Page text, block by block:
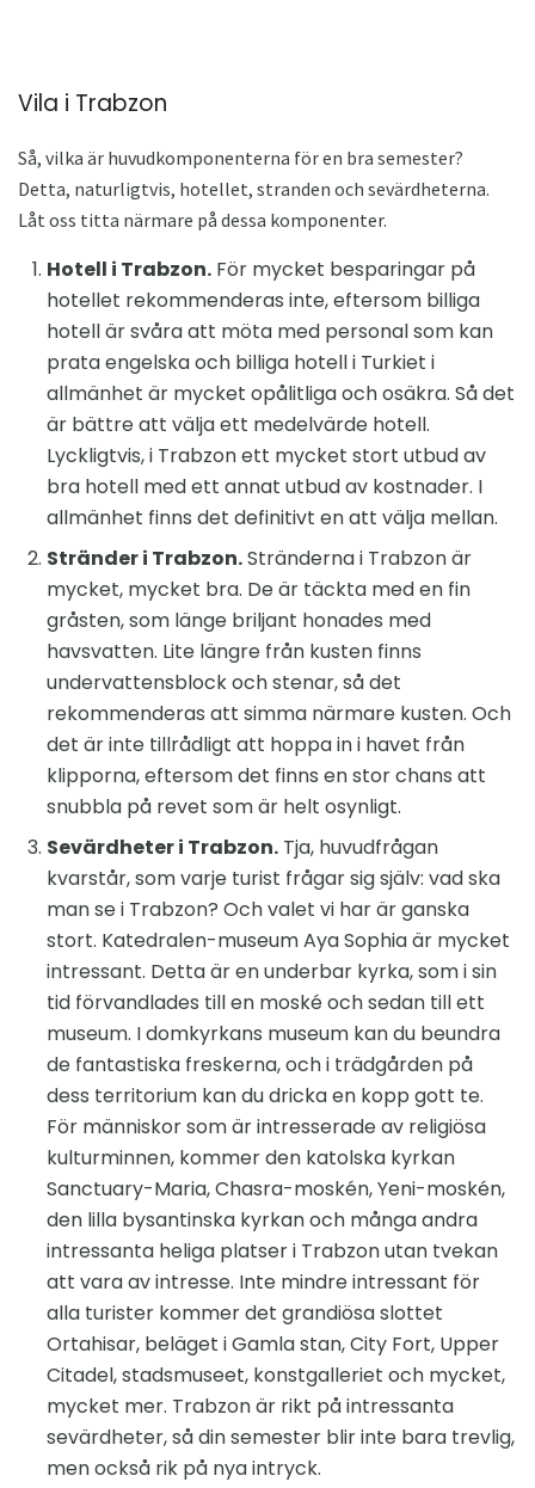
Vila i Trabzon
Så, vilka är huvudkomponenterna för en bra semester?
Detta, naturligtvis, hotellet, stranden och sevärdheterna.
Låt oss titta närmare på dessa komponenter.
Hotell i Trabzon. För mycket besparingar på
hotellet rekommenderas inte, eftersom billiga
hotell är svåra att möta med personal som kan
prata engelska och billiga hotell i Turkiet i
allmänhet är mycket opålitliga och osäkra. Så det
är bättre att välja ett medelvärde hotell.
Lyckligtvis, i Trabzon ett mycket stort utbud av
bra hotell med ett annat utbud av kostnader. I
allmänhet finns det definitivt en att välja mellan.
Stränder i Trabzon.Stränderna i Trabzon är
mycket, mycket bra. De är täckta med en fin
gråsten, som länge briljant honades med
havsvatten. Lite längre från kusten finns
undervattensblock och stenar, så det
rekommenderas att simma närmare kusten. Och
det är inte tillrådligt att hoppa in i havet från
klipporna, eftersom det finns en stor chans att
snubbla på revet som är helt osynligt.
Sevärdheter i Trabzon. Tja, huvudfrågan
kvarstår, som varje turist frågar sig själv: vad ska
man se i Trabzon? Och valet vi har är ganska
stort. Katedralen-museum Aya Sophia är mycket
intressant. Detta är en underbar kyrka, som i sin
tid förvandlades till en moské och sedan till ett
museum. I domkyrkans museum kan du beundra
de fantastiska freskerna, och i trädgården på
dess territorium kan du dricka en kopp gott te.
För människor som är intresserade av religiösa
kulturminnen, kommer den katolska kyrkan
Sanctuary-Maria, Chasra-moskén, Yeni-moskén,
den lilla bysantinska kyrkan och många andra
intressanta heliga platser i Trabzon utan tvekan
att vara av intresse. Inte mindre intressant för
alla turister kommer det grandiösa slottet
Ortahisar, beläget i Gamla stan, City Fort, Upper
Citadel, stadsmuseet, konstgalleriet och mycket,
mycket mer. Trabzon är rikt på intressanta
sevärdheter, så din semester blir inte bara trevlig,
men också rik på nya intryck.